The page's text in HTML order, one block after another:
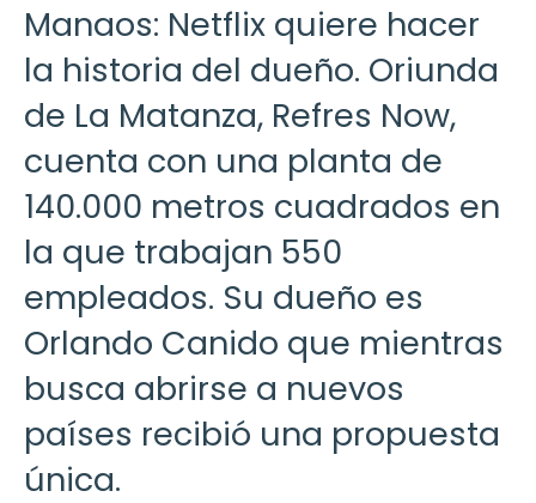
Manaos: Netflix quiere hacer
la historia del dueño. Oriunda
de La Matanza, Refres Now,
cuenta con una planta de
140.000 metros cuadrados en
la que trabajan 550
empleados. Su dueño es
Orlando Canido que mientras
busca abrirse a nuevos
países recibió una propuesta
única.